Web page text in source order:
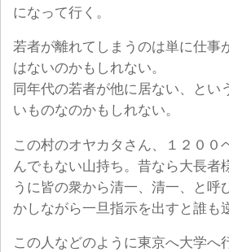
になって行く。
若者が離れてしまうのは単に仕事
はないのかもしれない。
同年代の若者が他に居ない、とい
いものなのかもしれない。
この村のオヤカタさん、１２００
んでもない山持ち。昔なら大長者
うに皆の衆から清一、清一、と呼
かしながら一旦指示を出すと誰も
この人などのように東京へ大学へ